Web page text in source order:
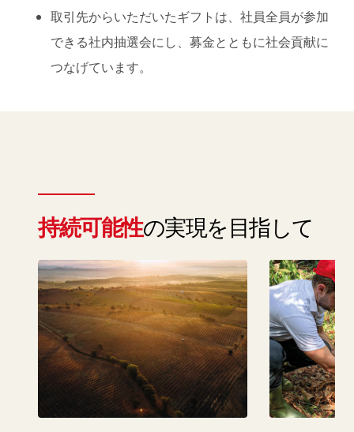
取引先からいただいたギフトは、社員全員が参加
できる社内抽選会にし、募金とともに社会貢献に
つなげています。
持続可能性の実現を目指して